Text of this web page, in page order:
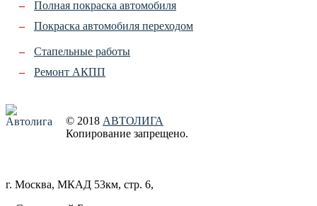
Полная покраска автомобиля
Покраска автомобиля переходом
Стапельные работы
Ремонт АКПП
© 2018 АВТОЛИГА
Копирование запрещено.
г. Москва, МКАД 53км, стр. 6,